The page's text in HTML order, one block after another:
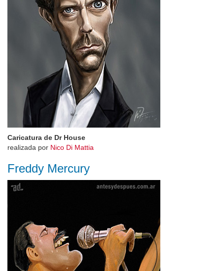
Caricatura de Dr House
realizada por Nico Di Mattia
Freddy Mercury